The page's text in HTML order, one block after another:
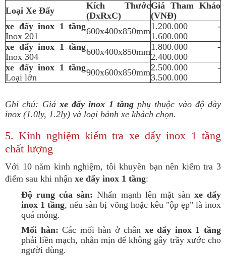
Loại Xe Đẩy
Kích Thước
(DxRxC)
Giá Tham Khảo
(VNĐ)
xe đẩy inox 1 tầng
Inox 201
600x400x850mm1.200.000 -
1.600.000
xe đẩy inox 1 tầng
Inox 304
600x400x850mm1.800.000 -
2.400.000
xe đẩy inox 1 tầng
Loại lớn
900x600x850mm2.500.000 -
3.500.000
Ghi chú: Giáxe đẩy inox 1 tầngphụ thuộc vào độ dày
inox (1.0ly, 1.2ly) và loại bánh xe khách chọn.
5. Kinh nghiệm kiểm tra xe đẩy inox 1 tầng
chất lượng
Với 10 năm kinh nghiệm, tôi khuyên bạn nên kiểm tra 3
điểm sau khi nhận xe đẩy inox 1 tầng:
Độ rung của sàn: Nhấn mạnh lên mặt sàn xe đẩy
inox 1 tầng, nếu sàn bị võng hoặc kêu "ộp ẹp" là inox
quá mỏng.
Mối hàn: Các mối hàn ở chân xe đẩy inox 1 tầng
phải liền mạch, nhẵn mịn để không gây trầy xước cho
người dùng.